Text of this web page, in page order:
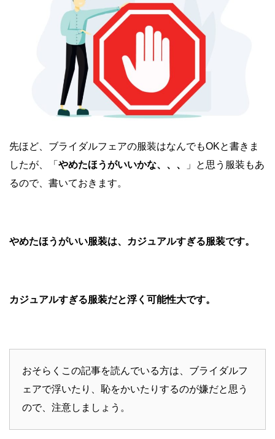
先ほど、ブライダルフェアの服装はなんでもOKと書きま
したが、「 やめたほうがいいかな、、、
」と思う服装もあ
るので、書いておきます。
やめたほうがいい服装は、カジュアルすぎる服装です。
カジュアルすぎる服装だと浮く可能性大です。
おそらくこの記事を読んでいる方は、ブライダルフ
ェアで浮いたり、恥をかいたりするのが嫌だと思う
ので、注意しましょう。